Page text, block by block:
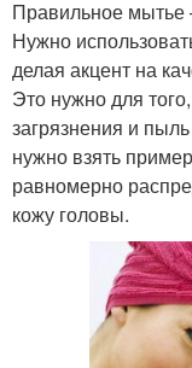
Правильное мытье
Нужно
делая акцент на
Это нужно для
загрязнения и
нужно взять
равномерно
кожу головы.